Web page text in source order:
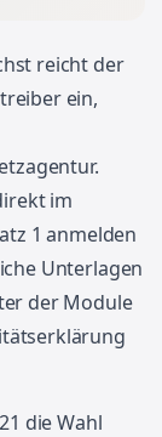
reicht der
ein,
im
1 anmelden
Unterlagen
der Module
die Wahl